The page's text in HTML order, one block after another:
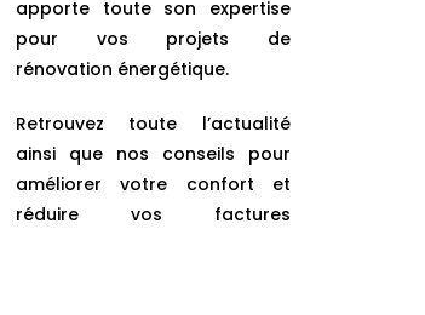
apporte toute son expertise
pour vos projets de
rénovation énergétique.
Retrouvez toute l’actualité
ainsi que nos conseils pour
améliorer votre confort et
réduire vos factures